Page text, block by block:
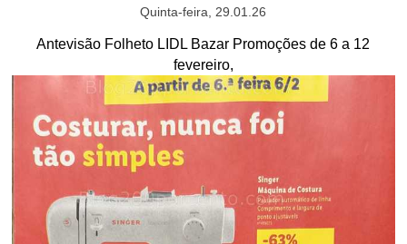
Quinta-feira, 29.01.26
Antevisão Folheto LIDL Bazar Promoções de 6 a 12
fevereiro,